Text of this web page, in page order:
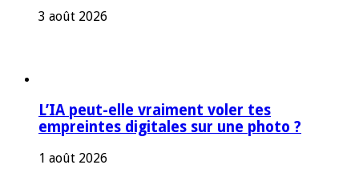
3 août 2026
L’IA peut-elle vraiment voler tes
empreintes digitales sur une photo ?
1 août 2026